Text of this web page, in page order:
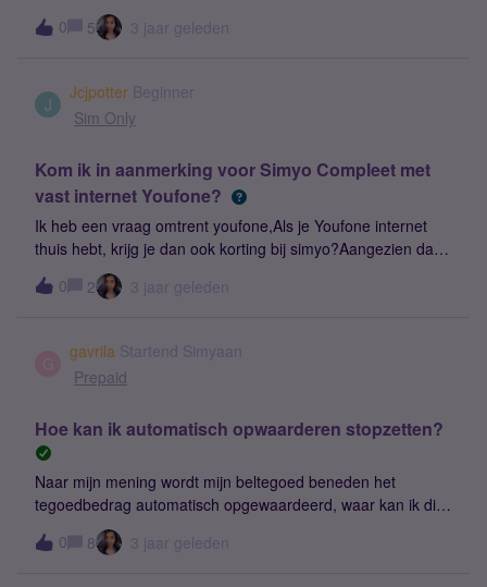
abonnement. Wij worden geconfronteerd via de reclame dat
je nu een abonnement kan afsluiten voor 10 euro per
0 5 3 jaar geleden
J
Jcjpotter Beginner
Sim Only
Kom ik in aanmerking voor Simyo Compleet met
vast internet Youfone?
Ik heb een vraag omtrent youfone,Als je Youfone internet
thuis hebt, krijg je dan ook korting bij simyo?Aangezien dat
KPN dit jaar youfone heeft overgenomen.Vriendelijke groet
Johan~ admin: titel aangepast i.v.m. vindbaarheid.
0 2 3 jaar geleden
gavrila Startend Simyaan
Prepaid
Hoe kan ik automatisch opwaarderen stopzetten?
Naar mijn mening wordt mijn beltegoed beneden het
tegoedbedrag automatisch opgewaardeerd, waar kan ik dit
uitzetten?
0 8 3 jaar geleden